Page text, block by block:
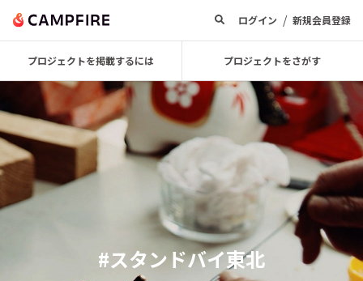
ログイン / 新規会員登録
プロジェクトを掲載するには プロジェクトをさがす
#スタンドバイ東北